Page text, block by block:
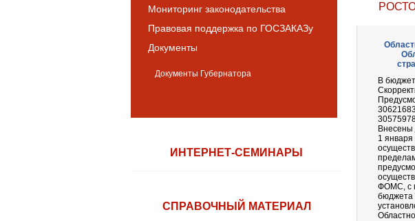
Мониторинг законодательства
Правовая поддержка по ГОСЗАКАЗу
Документы
Документы Губернатора
ИНТЕРНЕТ-СЕМИНАРЫ
СПРАВОЧНЫЙ МАТЕРИАЛ
В
Внесены
1
ФОМС, с
бюджета